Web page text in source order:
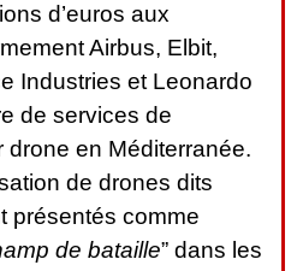
d’euros aux
Airbus, Elbit,
Industries et Leonardo
de services de
drone en Méditerranée.
de drones dits
présentés comme
de bataille” dans les